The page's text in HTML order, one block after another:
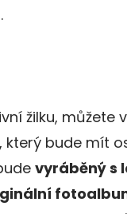
žilku, můžete
který bude mít
vyráběný s